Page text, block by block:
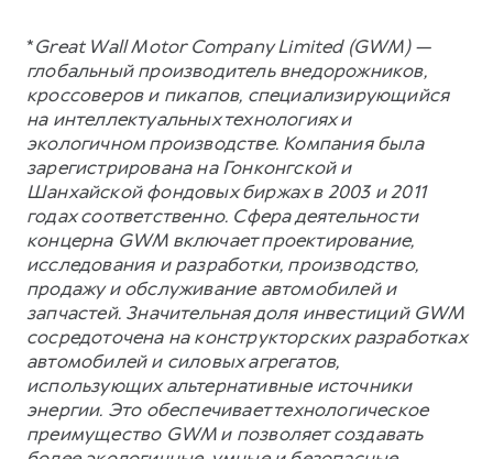
*Great Wall Motor Company Limited (GWM) —
глобальный производитель внедорожников,
кроссоверов и пикапов, специализирующийся
на интеллектуальных технологиях и
экологичном производстве. Компания была
зарегистрирована на Гонконгской и
Шанхайской фондовых биржах в 2003 и 2011
годах соответственно. Сфера деятельности
концерна GWM включает проектирование,
исследования и разработки, производство,
продажу и обслуживание автомобилей и
запчастей. Значительная доля инвестиций GWM
сосредоточена на конструкторских разработках
автомобилей и силовых агрегатов,
использующих альтернативные источники
энергии. Это обеспечивает технологическое
преимущество GWM и позволяет создавать